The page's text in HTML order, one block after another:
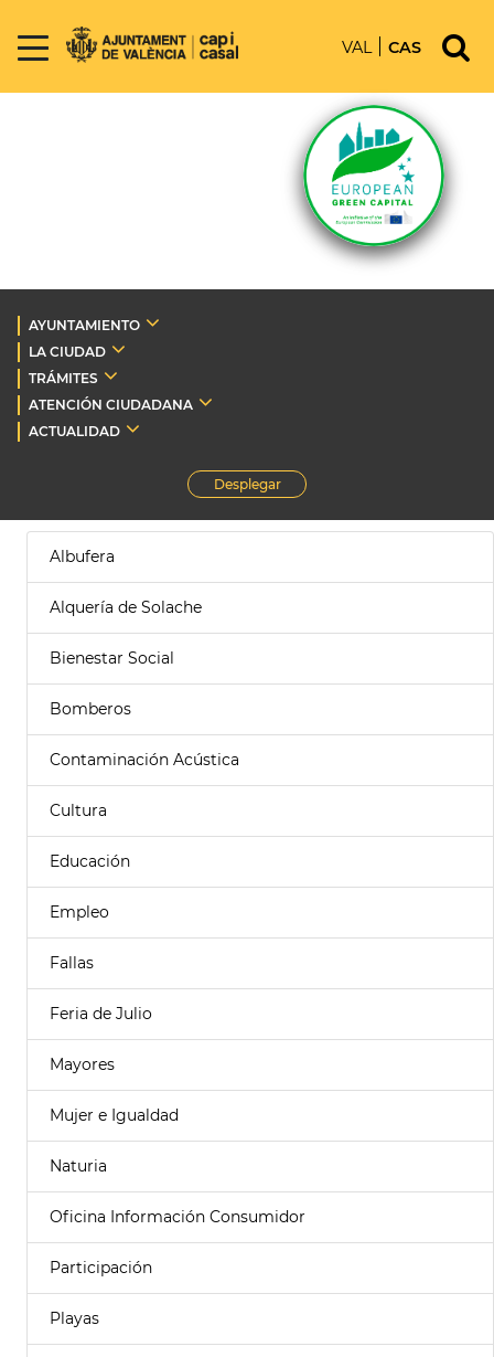
VAL CAS
AYUNTAMIENTO
LA CIUDAD
TRÁMITES
ATENCIÓN CIUDADANA
ACTUALIDAD
Desplegar
Albufera
Alquería de Solache
Bienestar Social
Bomberos
Contaminación Acústica
Cultura
Educación
Empleo
Fallas
Feria de Julio
Mayores
Mujer e Igualdad
Naturia
Oficina Información Consumidor
Participación
Playas